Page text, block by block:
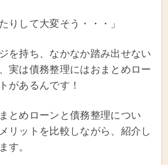
りして大変そう・・・」
を持ち、なかなか踏み出せない
実は債務整理にはおまとめロー
があるんです！
とめローンと債務整理につい
リットを比較しながら、紹介し
す。